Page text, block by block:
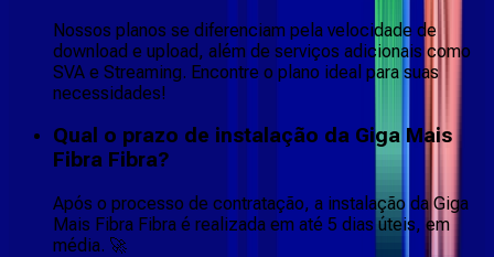
Nossos planos se diferenciam pela velocidade de
download e upload, além de serviços adicionais como
SVA e Streaming. Encontre o plano ideal para suas
necessidades!
Qual o prazo de instalação da Giga Mais
Fibra Fibra?
Após o processo de contratação, a instalação da Giga
Mais Fibra Fibra é realizada em até 5 dias úteis, em
média. 🚀